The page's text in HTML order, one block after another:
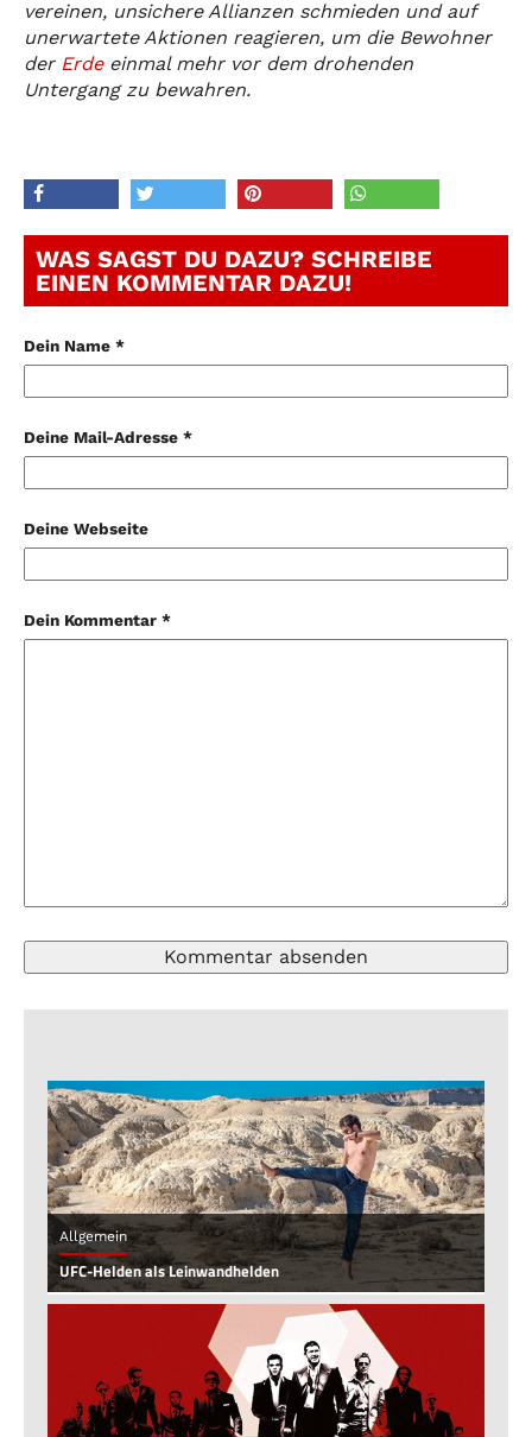
vereinen, unsichere Allianzen schmieden und auf
unerwartete Aktionen reagieren, um die Bewohner
der Erdeeinmal mehr vor dem drohenden
Untergang zu bewahren.
WAS SAGST DU DAZU? SCHREIBE
EINEN KOMMENTAR DAZU!
Dein Name *
Deine Mail-Adresse *
Deine Webseite
Dein Kommentar *
Allgemein
UFC-Helden als Leinwandhelden